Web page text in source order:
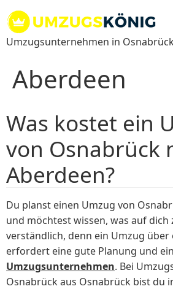
Inhalt
springen
Umzugsunternehmen in
Aberdeen
Was kostet ein
von Osnabrück
Aberdeen?
Du planst einen Umzug von
und möchtest wissen, was auf dich
verständlich, denn ein Umzug über
erfordert eine gute Planung und
Umzugsunternehmen. Bei
Osnabrück aus Osnabrück bist du